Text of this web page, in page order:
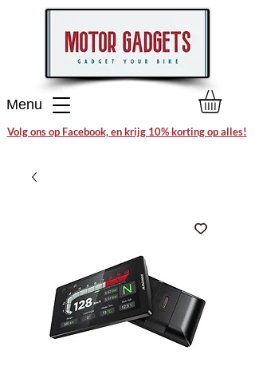
Menu
Volg ons op Facebook, en krijg 10% korting op alles!